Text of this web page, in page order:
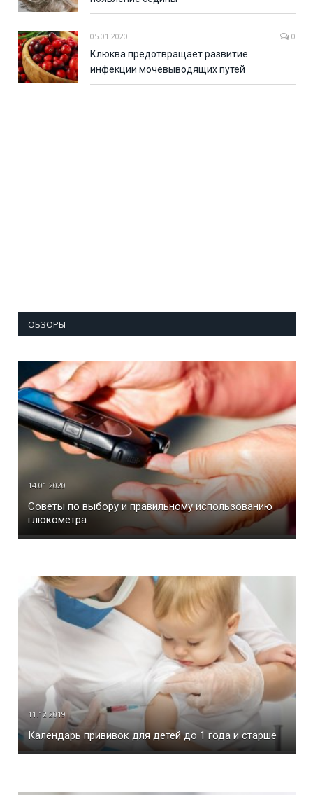
05.01.2020 0
Клюква предотвращает развитие
инфекции мочевыводящих путей
ОБЗОРЫ
14.01.2020
Советы по выбору и правильному использованию
глюкометра
11.12.2019
Календарь прививок для детей до 1 года и старше